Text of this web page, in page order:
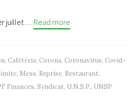
juillet… Read more
, Cafétéria, Corona, Coronavirus, Covid-
, Mess, Reprise, Restaurant,
Finances, Syndicat, U.N.S.P., UNSP